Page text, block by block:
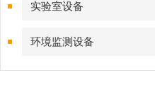
实验室设备
环境监测设备